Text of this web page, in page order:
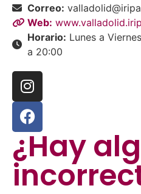
Correo:
Web:
Horario: Lunes a
a 20:00
¿Hay